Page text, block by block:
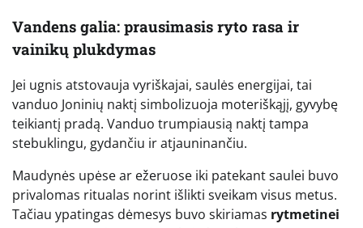
Vandens galia: prausimasis ryto rasa ir
vainikų plukdymas
Jei ugnis atstovauja vyriškajai, saulės energijai, tai
vanduo Joninių naktį simbolizuoja moteriškąjį, gyvybę
teikiantį pradą. Vanduo trumpiausią naktį tampa
stebuklingu, gydančiu ir atjauninančiu.
Maudynės upėse ar ežeruose iki patekant saulei buvo
privalomas ritualas norint išlikti sveikam visus metus.
Tačiau ypatingas dėmesys buvo skiriamas rytmetinei